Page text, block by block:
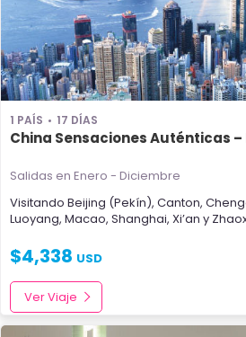
1 PAÍS 17 DÍAS
China Sensaciones Auténticas –
Salidas en Enero - Diciembre
Visitando Beijing (Pekín), Canton,
Luoyang, Macao, Shanghai, Xi’an y
$4,338 USD
Ver Viaje